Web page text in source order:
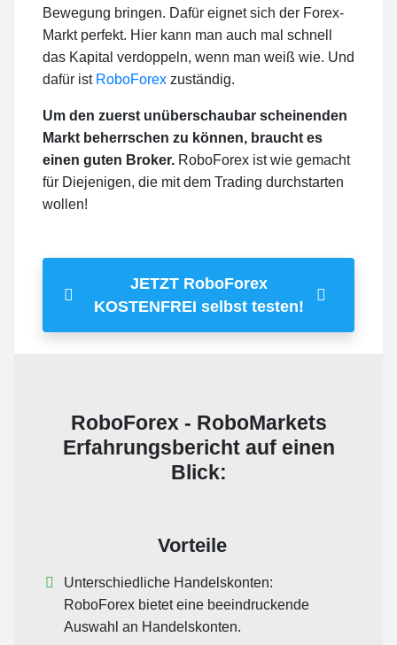
Bewegung bringen. Dafür eignet sich der Forex-
Markt perfekt. Hier kann man auch mal schnell
das Kapital verdoppeln, wenn man weiß wie. Und
dafür ist RoboForex zuständig.
Um den zuerst unüberschaubar scheinenden
Markt beherrschen zu können, braucht es
einen guten Broker. RoboForex ist wie gemacht
für Diejenigen, die mit dem Trading durchstarten
wollen!
JETZT RoboForex
KOSTENFREI selbst testen!
RoboForex - RoboMarkets
Erfahrungsbericht auf einen
Blick:
Vorteile
Unterschiedliche Handelskonten:
RoboForex bietet eine beeindruckende
Auswahl an Handelskonten.